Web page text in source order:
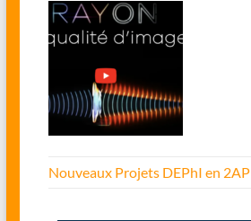
Nouveaux Projets DEPhI en 2AP